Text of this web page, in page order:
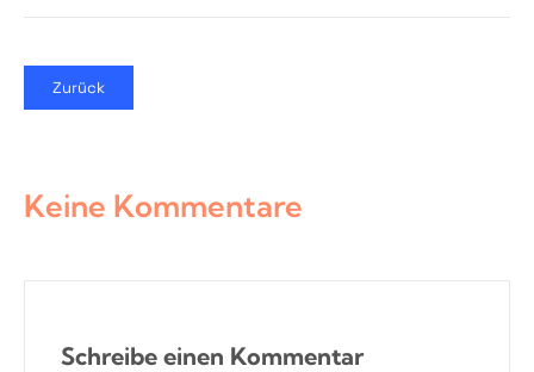
Zurück
Keine Kommentare
Schreibe einen Kommentar